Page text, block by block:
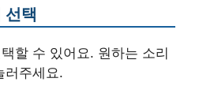
선택
할 수 있어요. 원하는 소리
러주세요.